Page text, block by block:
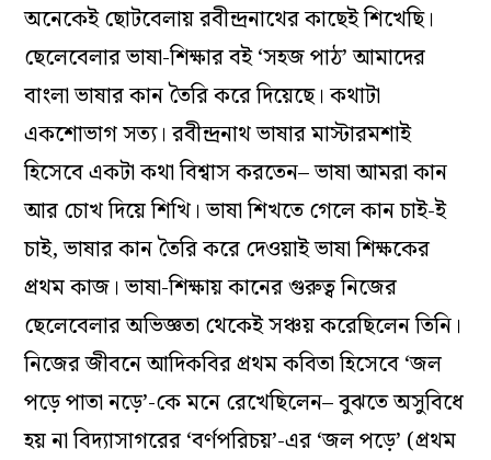
অনেকেইছোটবেলায়রবীন্দ্রনাথের কাছেই শিখেছি।
ছেলেবেলার ভাষা-শিক্ষার বই‘সহজ পাঠ’ আমাদের
বাংলা ভাষার কান তৈরি করে দিয়েছে। কথাটা
একশোভাগ সত্য। রবীন্দ্রনাথ ভাষারমাস্টারমশাই
হিসেবেএকটা কথা বিশ্বাস করতেন–ভাষা আমরা কান
আর চোখ দিয়ে শিখি। ভাষা শিখতে গেলে কানচাই-ই
চাই, ভাষার কান তৈরি করে দেওয়াই ভাষা শিক্ষকের
প্রথম কাজ।ভাষা-শিক্ষায় কানের গুরুত্বনিজের
ছেলেবেলার অভিজ্ঞতা থেকেই সঞ্চয় করেছিলেন তিনি।
নিজের জীবনেআদিকবিরপ্রথম কবিতা হিসেবে ‘জল
পড়ে পাতা নড়ে’-কে মনে রেখেছিলেন–বুঝতেঅসুবিধে
হয় না বিদ্যাসাগরের ‘বর্ণপরিচয়’-এর ‘জল পড়ে’ (প্রথম